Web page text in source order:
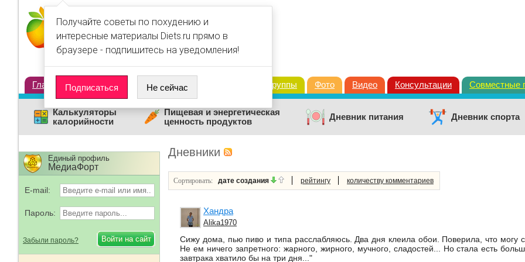
Главная Диеты Статьи Дневники Группы Фото Видео Консультации Совместные
Калькуляторы
калорийности
Пищевая и энергетическая
ценность продуктов
Дневник питания Дневник спорта
Дневники
Сортировать: дате создания рейтингу количеству комментариев
Хандра
Alika1970
Сижу дома, пью пиво и типа расслабляюсь. Два дня клеила обои. Поверила, что могу
Не ем ничего запретного: жарного, жирного, мучного, сладостей... Но стала есть
завтрака хватило бы на три дня..."
Единый профиль
МедиаФорт
E-mail:
Пароль:
Забыли пароль?
Получайте советы по похудению и
интересные материалы Diets.ru прямо в
браузере - подпишитесь на уведомления!
Подписаться Не сейчас